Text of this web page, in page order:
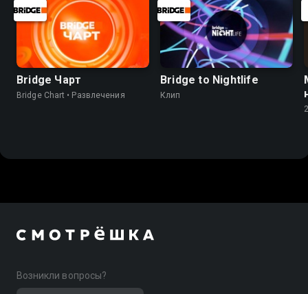
Bridge Чарт
Bridge Chart • Развлечения
Bridge to Nightlife
Клип
Возникли вопросы?